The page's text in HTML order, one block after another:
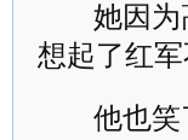
她因为
想起了红
他也笑